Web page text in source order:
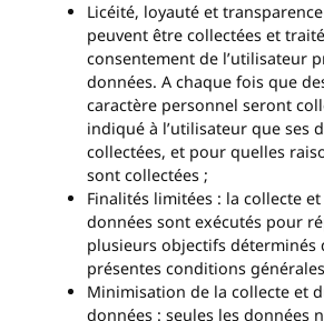
Licéité, loyauté et
peuvent être collectées et
consentement de l’utilisateur
données. A chaque fois que
caractère personnel seront
indiqué à l’utilisateur que ses
collectées, et pour quelles
sont collectées ;
Finalités limitées : la collecte
données sont exécutés pour
plusieurs objectifs déterminés
présentes conditions
Minimisation de la collecte et
données : seules les données